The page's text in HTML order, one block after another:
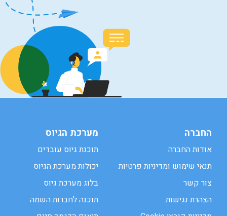
החברה
אודות החברה
תנאי שימוש ומדיניות פרטיות
צור קשר
הצהרת נגישות
מערכת הגיוס
תוכנת גיוס עובדים
יכולות מערכת הגיוס
בלוג מערכת גיוס
תוכנה לחברות השמה